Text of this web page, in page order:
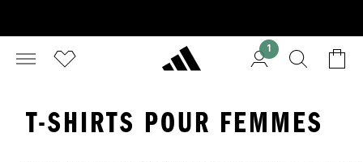
1
T-SHIRTS POUR FEMMES